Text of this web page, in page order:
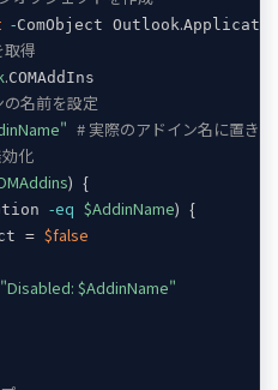
-ComObject Outlook.
取得
.
名前を設定
# 実際のアドイン名に置き
化
) {
-eq $AddinName) {
= $false
"Disabled: $AddinName"